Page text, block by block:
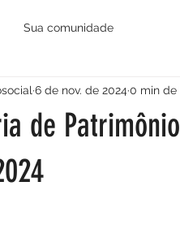
Sua comunidade
de
6 de nov. de 2024 0 min de